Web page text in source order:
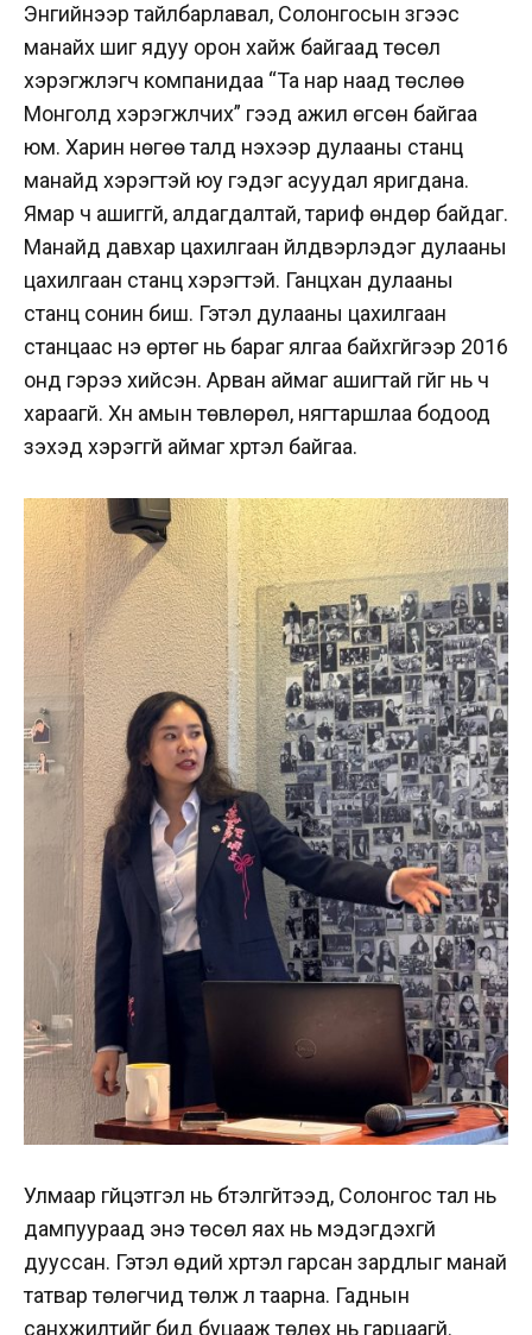
Энгийнээр тайлбарлавал, Солонгосын зүгээс
манайх шиг ядуу орон хайж байгаад төсөл
хэрэгжүүлэгч компанидаа “Та нар наад төслөө
Монголд хэрэгжүүлчих” гээд ажил өгсөн байгаа
юм. Харин нөгөө талд үнэхээр дулааны станц
манайд хэрэгтэй юу гэдэг асуудал яригдана.
Ямар ч ашиггүй, алдагдалтай, тариф өндөр байдаг.
Манайд давхар цахилгаан үйлдвэрлэдэг дулааны
цахилгаан станц хэрэгтэй. Ганцхан дулааны
станц сонин биш. Гэтэл дулааны цахилгаан
станцаас үнэ өртөг нь бараг ялгаа байхгүйгээр 2016
онд гэрээ хийсэн. Арван аймаг ашигтай үгүйг нь ч
хараагүй. Хүн амын төвлөрөл, нягтаршлаа бодоод
үзэхэд хэрэггүй аймаг хүртэл байгаа.
Улмаар гүйцэтгэл нь бүтэлгүйтээд, Солонгос тал нь
дампуураад энэ төсөл яах нь мэдэгдэхгүй
дууссан. Гэтэл өдий хүртэл гарсан зардлыг манай
татвар төлөгчид төлж л таарна. Гаднын
санхүүжилтийг бид буцааж төлөх нь гарцаагүй.